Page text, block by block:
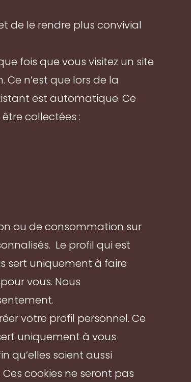
de le rendre plus convivial
fois que vous visitez un site
n’est que lors de la
est automatique. Ce
collectées :
ou de consommation sur
Le profil qui est
sert uniquement à faire
vous. Nous
votre profil personnel. Ce
uniquement à vous
qu’elles soient aussi
cookies ne seront pas